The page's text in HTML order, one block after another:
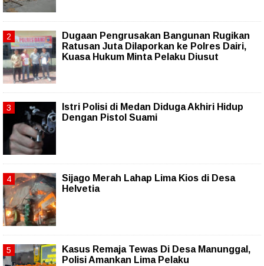
Dugaan Pengrusakan Bangunan Rugikan
Ratusan Juta Dilaporkan ke Polres Dairi,
Kuasa Hukum Minta Pelaku Diusut
Istri Polisi di Medan Diduga Akhiri Hidup
Dengan Pistol Suami
Sijago Merah Lahap Lima Kios di Desa
Helvetia
Kasus Remaja Tewas Di Desa Manunggal,
Polisi Amankan Lima Pelaku